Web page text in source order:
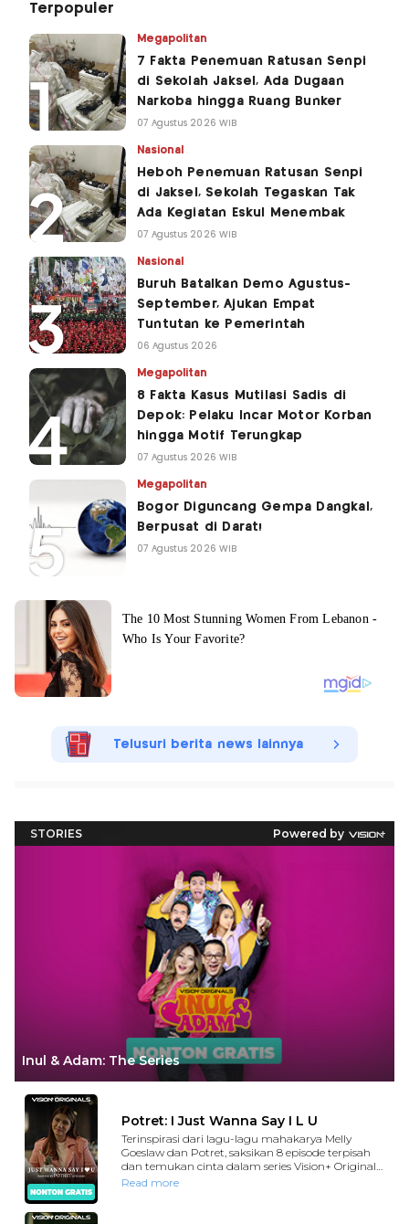
Terpopuler
Megapolitan
7 Fakta Penemuan Ratusan Senpi
di Sekolah Jaksel, Ada Dugaan
Narkoba hingga Ruang Bunker
07 Agustus 2026 WIB
Nasional
Heboh Penemuan Ratusan Senpi
di Jaksel, Sekolah Tegaskan Tak
Ada Kegiatan Eskul Menembak
07 Agustus 2026 WIB
Nasional
Buruh Batalkan Demo Agustus-
September, Ajukan Empat
Tuntutan ke Pemerintah
06 Agustus 2026
Megapolitan
8 Fakta Kasus Mutilasi Sadis di
Depok: Pelaku Incar Motor Korban
hingga Motif Terungkap
07 Agustus 2026 WIB
Megapolitan
Bogor Diguncang Gempa Dangkal,
Berpusat di Darat!
07 Agustus 2026 WIB
Telusuri berita news lainnya